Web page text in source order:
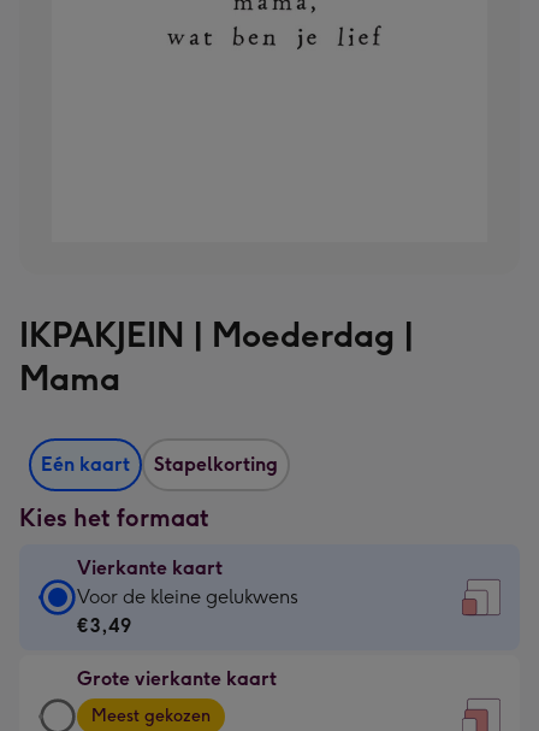
IKPAKJEIN | Moederdag |
Mama
Eén kaart Stapelkorting
Kies het formaat
Vierkante kaart
Vierkante
kaart
€3,49
-
Voor de kleine gelukwens
€3,49
Grote vierkante kaart
Grote
Meest gekozen